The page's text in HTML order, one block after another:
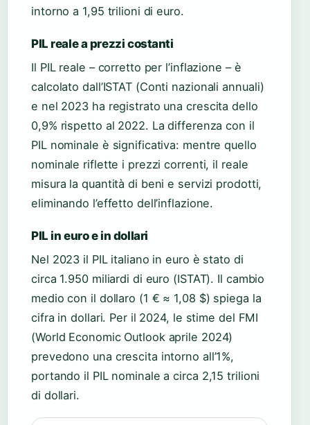
intorno a 1,95 trilioni di euro.
PIL reale a prezzi costanti
Il PIL reale – corretto per l’inflazione – è
calcolato dall’ISTAT (Conti nazionali annuali)
e nel 2023 ha registrato una crescita dello
0,9% rispetto al 2022. La differenza con il
PIL nominale è significativa: mentre quello
nominale riflette i prezzi correnti, il reale
misura la quantità di beni e servizi prodotti,
eliminando l’effetto dell’inflazione.
PIL in euro e in dollari
Nel 2023 il PIL italiano in euro è stato di
circa 1.950 miliardi di euro (ISTAT). Il cambio
medio con il dollaro (1 € ≈ 1,08 $) spiega la
cifra in dollari. Per il 2024, le stime del FMI
(World Economic Outlook aprile 2024)
prevedono una crescita intorno all’1%,
portando il PIL nominale a circa 2,15 trilioni
di dollari.